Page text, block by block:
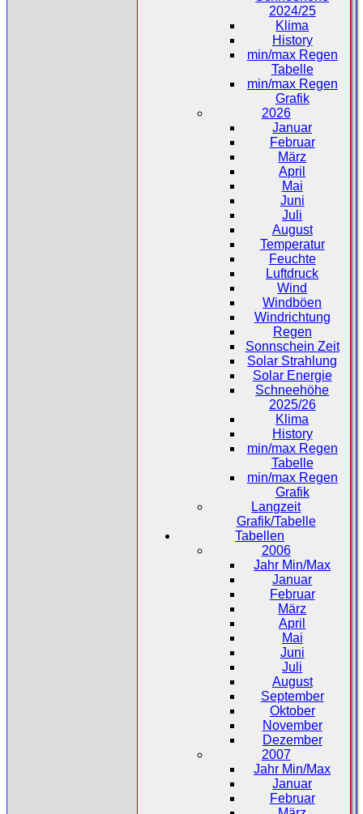
2024/25
Klima
History
min/max Regen
Tabelle
min/max Regen
Grafik
2026
Januar
Februar
März
April
Mai
Juni
Juli
August
Temperatur
Feuchte
Luftdruck
Wind
Windböen
Windrichtung
Regen
Sonnschein Zeit
Solar Strahlung
Solar Energie
Schneehöhe
2025/26
Klima
History
min/max Regen
Tabelle
min/max Regen
Grafik
Langzeit
Grafik/Tabelle
Tabellen
2006
Jahr Min/Max
Januar
Februar
März
April
Mai
Juni
Juli
August
September
Oktober
November
Dezember
2007
Jahr Min/Max
Januar
Februar